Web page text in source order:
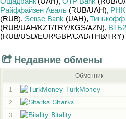
Райффайзен Аваль(RUB/UAH),
(RUB), Sense Bank (UAH), Тинькофф
(RUB/UAH/KZT/TRY/KGS/AZN),
(RUB/USD/EUR/GBP/CAD/THB/TRY)
Недавние обмены
Обменник
1 TurkMoney
2 Sharks
3 Bitality